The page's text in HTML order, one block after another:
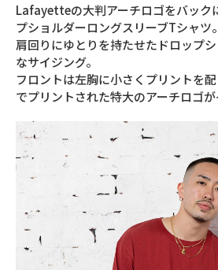
Lafayetteの大判アーチロゴをバック
プショルダーロングスリーブTシャツ。
肩回りにゆとりを持たせたドロップ
なサイジング。
フロントは左胸に小さくプリントを
でプリントされた特大のアーチロゴが